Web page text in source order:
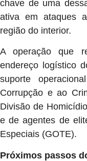
chave de uma
ativa em ataques
região do interior.
A operação que
endereço logístico
suporte
Corrupção e ao
Divisão de
e de agentes de
Especiais (GOTE).
Próximos passos